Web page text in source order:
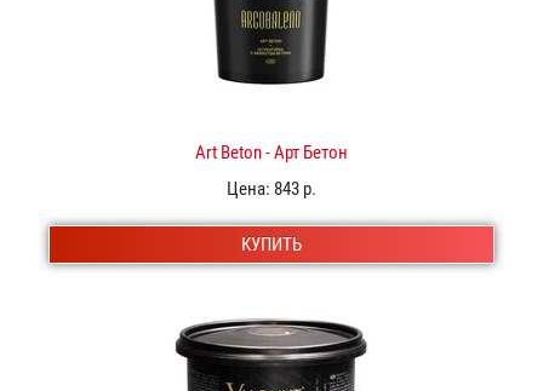
Art Beton - Арт Бетон
Цена: 843 р.
КУПИТЬ